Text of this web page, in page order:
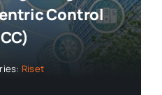
Control
Riset